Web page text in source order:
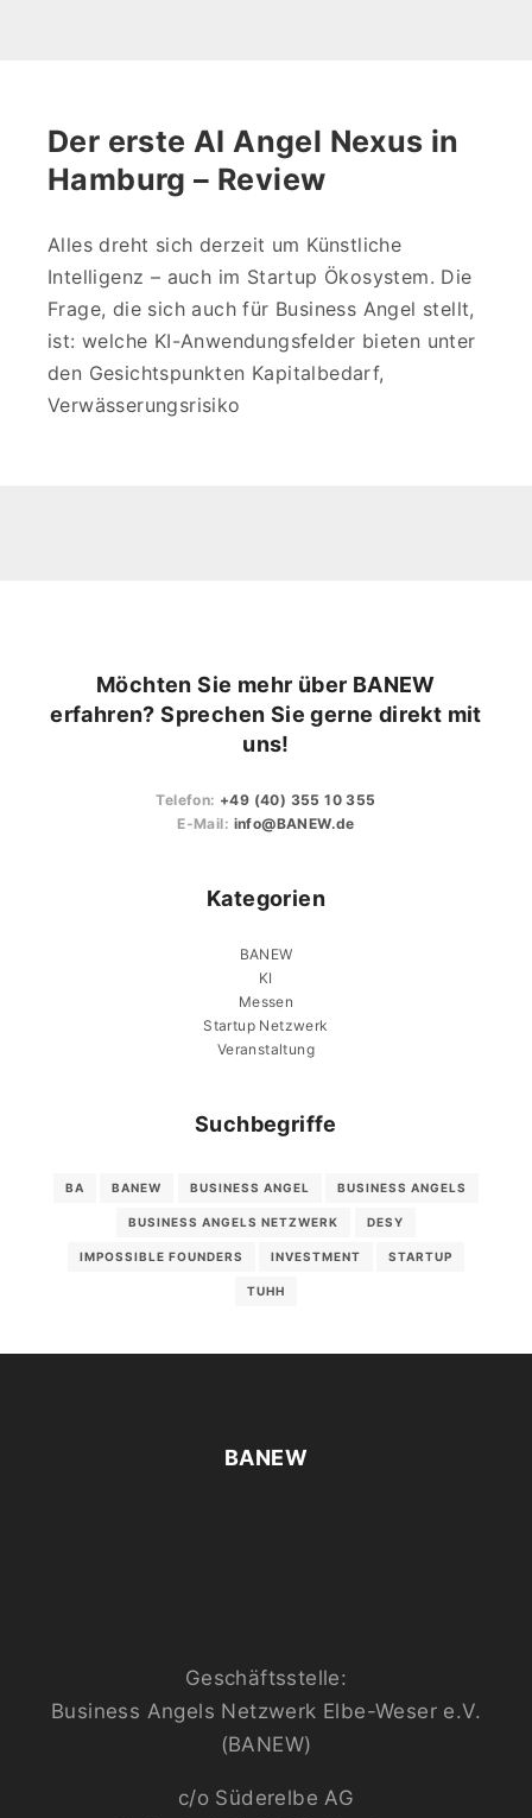
Der erste AI Angel Nexus in
Hamburg – Review
Alles dreht sich derzeit um Künstliche
Intelligenz – auch im Startup Ökosystem. Die
Frage, die sich auch für Business Angel stellt,
ist: welche KI-Anwendungsfelder bieten unter
den Gesichtspunkten Kapitalbedarf,
Verwässerungsrisiko
Möchten Sie mehr über BANEW
erfahren? Sprechen Sie gerne direkt mit
uns!
Telefon: +49 (40) 355 10 355
E-Mail: info@BANEW.de
Kategorien
BANEW
KI
Messen
Startup Netzwerk
Veranstaltung
Suchbegriffe
BA BANEW BUSINESS ANGEL BUSINESS ANGELS
BUSINESS ANGELS NETZWERK DESY
IMPOSSIBLE FOUNDERS INVESTMENT STARTUP
TUHH
BANEW
Geschäftsstelle:
Business Angels Netzwerk Elbe-Weser e.V.
(BANEW)
c/o Süderelbe AG